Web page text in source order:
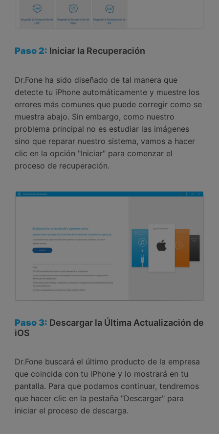
Paso 2: Iniciar la Recuperación
Dr.Fone ha sido diseñado de tal manera que
detecte tu iPhone automáticamente y muestre los
errores más comunes que puede corregir como se
muestra abajo. Sin embargo, como nuestro
problema principal no es estudiar las imágenes
sino que reparar nuestro sistema, vamos a hacer
clic en la opción "Iniciar" para comenzar el
proceso de recuperación.
Paso 3: Descargar la Última Actualización de
iOS
Dr.Fone buscará el último producto de la empresa
que coincida con tu iPhone y lo mostrará en tu
pantalla. Para que podamos continuar, tendremos
que hacer clic en la pestaña "Descargar" para
iniciar el proceso de descarga.